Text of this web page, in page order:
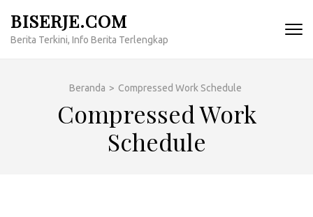
konten
BISERJE.COM
Berita Terkini, Info Berita Terlengkap
Beranda > Compressed Work Schedule
Compressed Work
Schedule